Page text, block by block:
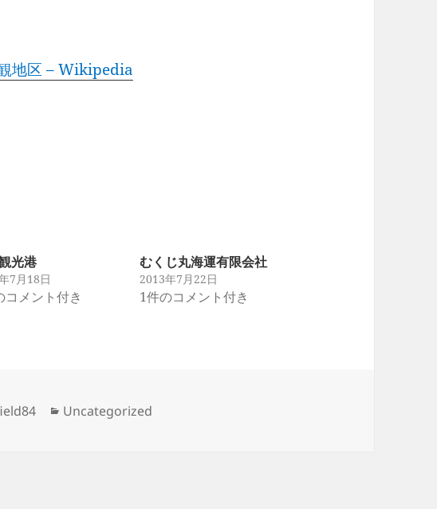
地区 – Wikipedia
光港
7月18日
コメント付き
むくじ丸海運有限会社
2013年7月22日
1件のコメント付き
カ
Uncategorized